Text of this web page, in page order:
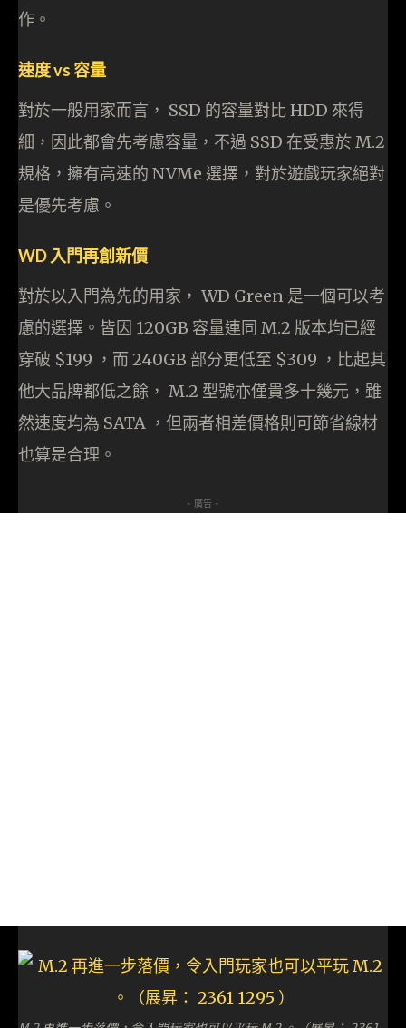
作。
速度 vs 容量
對於一般用家而言， SSD 的容量對比 HDD 來得
細，因此都會先考慮容量，不過 SSD 在受惠於 M.2
規格，擁有高速的 NVMe 選擇，對於遊戲玩家絕對
是優先考慮。
WD 入門再創新價
對於以入門為先的用家， WD Green 是一個可以考
慮的選擇。皆因 120GB 容量連同 M.2 版本均已經
穿破 $199 ，而 240GB 部分更低至 $309 ，比起其
他大品牌都低之餘， M.2 型號亦僅貴多十幾元，雖
然速度均為 SATA ，但兩者相差價格則可節省線材
也算是合理。
- 廣告 -